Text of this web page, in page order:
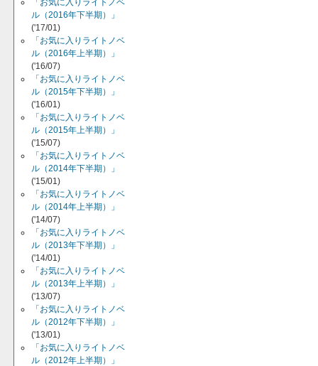
「お気に入りライトノベ
ル（2016年下半期）」
('17/01)
「お気に入りライトノベ
ル（2016年上半期）」
('16/07)
「お気に入りライトノベ
ル（2015年下半期）」
('16/01)
「お気に入りライトノベ
ル（2015年上半期）」
('15/07)
「お気に入りライトノベ
ル（2014年下半期）」
('15/01)
「お気に入りライトノベ
ル（2014年上半期）」
('14/07)
「お気に入りライトノベ
ル（2013年下半期）」
('14/01)
「お気に入りライトノベ
ル（2013年上半期）」
('13/07)
「お気に入りライトノベ
ル（2012年下半期）」
('13/01)
「お気に入りライトノベ
ル（2012年上半期）」